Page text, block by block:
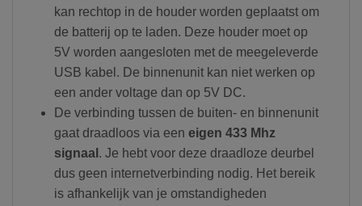
kan rechtop in de houder worden geplaatst om
de batterij op te laden. Deze houder moet op
5V worden aangesloten met de meegeleverde
USB kabel. De binnenunit kan niet werken op
een ander voltage dan op 5V DC.
De verbinding tussen de buiten- en binnenunit
gaat draadloos via een eigen 433 Mhz
signaal . Je hebt voor deze draadloze deurbel
dus geen internetverbinding nodig. Het bereik
is afhankelijk van je omstandigheden